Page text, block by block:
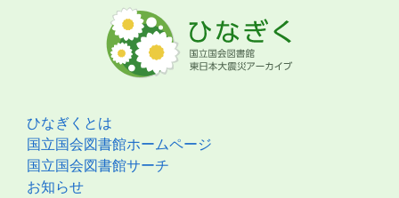
ひなぎくとは
国立国会図書館ホームページ
国立国会図書館サーチ
お知らせ